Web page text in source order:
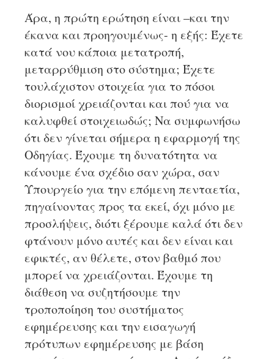
Άρα, η πρώτη ερώτηση είναι –και την
έκανα και προηγουμένως- η εξής: Έχετε
κατά νου κάποια μετατροπή,
μεταρρύθμιση στο σύστημα; Έχετε
τουλάχιστον στοιχεία για το πόσοι
διορισμοί χρειάζονται και πού για να
καλυφθεί στοιχειωδώς; Να συμφωνήσω
ότι δεν γίνεται σήμερα η εφαρμογή της
Οδηγίας. Έχουμε τη δυνατότητα να
κάνουμε ένα σχέδιο σαν χώρα, σαν
Υπουργείο για την επόμενη πενταετία,
πηγαίνοντας προς τα εκεί, όχι μόνο με
προσλήψεις, διότι ξέρουμε καλά ότι δεν
φτάνουν μόνο αυτές και δεν είναι και
εφικτές, αν θέλετε, στον βαθμό που
μπορεί να χρειάζονται. Έχουμε τη
διάθεση να συζητήσουμε την
τροποποίηση του συστήματος
εφημέρευσης και την εισαγωγή
πρότυπων εφημέρευσης με βάση